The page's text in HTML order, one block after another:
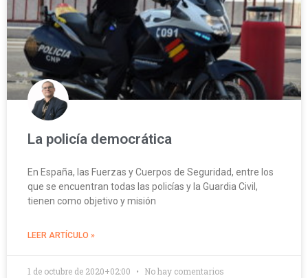
La policía democrática
En España, las Fuerzas y Cuerpos de Seguridad, entre los
que se encuentran todas las policías y la Guardia Civil,
tienen como objetivo y misión
LEER ARTÍCULO »
1 de octubre de 2020+02:00 No hay comentarios